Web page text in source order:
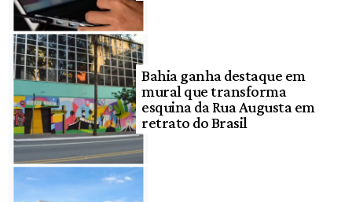
Bahia ganha destaque em
mural que transforma
esquina da Rua Augusta em
retrato do Brasil